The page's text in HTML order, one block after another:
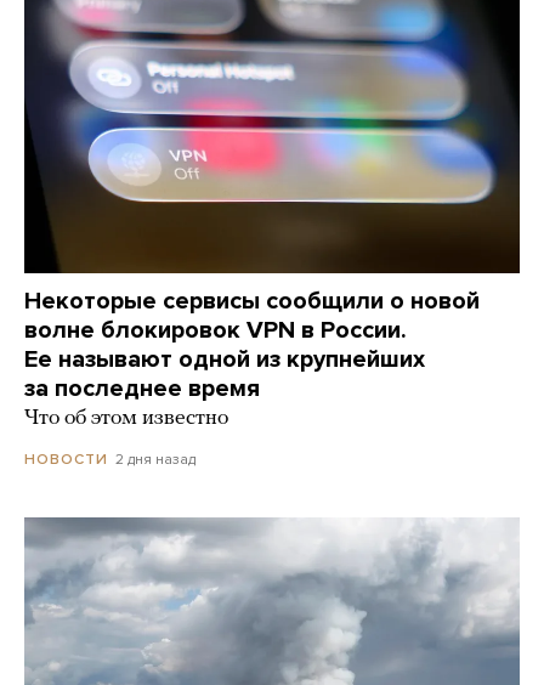
Некоторые сервисы сообщили о новой
волне блокировок VPN в России.
Ее называют одной из крупнейших
за последнее время
Что об этом известно
НОВОСТИ 2 дня назад